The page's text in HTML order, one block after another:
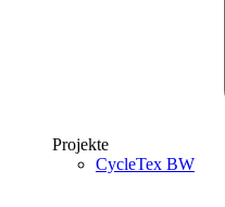
Projekte
CycleTex BW